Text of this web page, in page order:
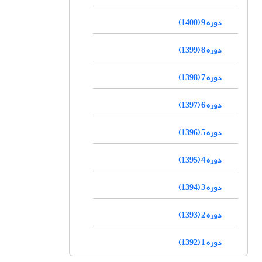
دوره 9 (1400)
دوره 8 (1399)
دوره 7 (1398)
دوره 6 (1397)
دوره 5 (1396)
دوره 4 (1395)
دوره 3 (1394)
دوره 2 (1393)
دوره 1 (1392)